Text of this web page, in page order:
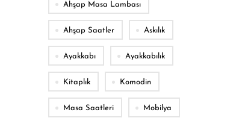
Ahşap Masa Lambası
Ahşap Saatler Askılık
Ayakkabı Ayakkabılık
Kitaplık Komodin
Masa Saatleri Mobilya